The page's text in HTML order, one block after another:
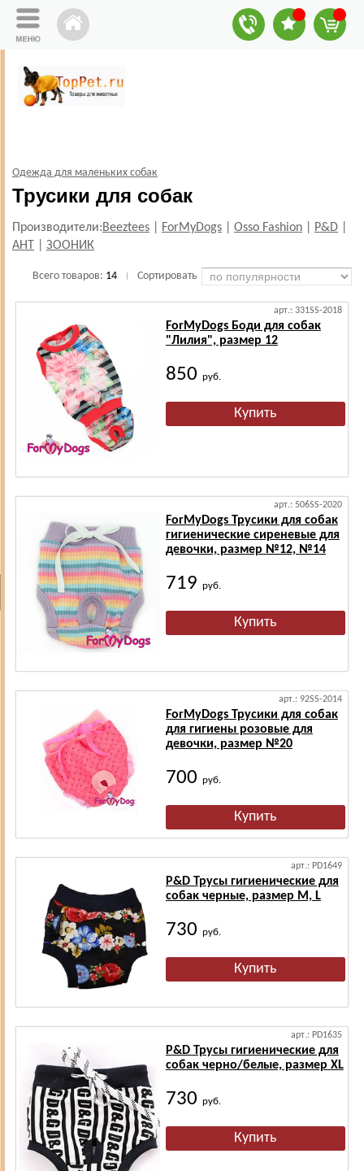
Одежда для маленьких собак
Трусики для собак
Производители:Beeztees ForMyDogs Osso Fashion P&D
АНТ
ЗООНИК
Всего товаров: 14 Сортировать
арт.: 331SS-2018
ForMyDogs Боди для собак
"Лилия", размер 12
850 руб.
арт.: 506SS-2020
ForMyDogs Трусики для собак
гигиенические сиреневые для
девочки, размер №12, №14
719 руб.
арт.: 92SS-2014
ForMyDogs Трусики для собак
для гигиены розовые для
девочки, размер №20
700 руб.
арт.: PD1649
P&D Трусы гигиенические для
собак черные, размер М, L
730 руб.
арт.: PD1635
P&D Трусы гигиенические для
собак черно/белые, размер XL
730 руб.